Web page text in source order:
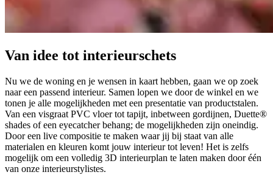
Van idee tot interieurschets
Nu we de woning en je wensen in kaart hebben, gaan we op zoek
naar een passend interieur. Samen lopen we door de winkel en we
tonen je alle mogelijkheden met een presentatie van productstalen.
Van een visgraat PVC vloer tot tapijt, inbetween gordijnen, Duette®
shades of een eyecatcher behang; de mogelijkheden zijn oneindig.
Door een live compositie te maken waar jij bij staat van alle
materialen en kleuren komt jouw interieur tot leven! Het is zelfs
mogelijk om een volledig 3D interieurplan te laten maken door één
van onze interieurstylistes.